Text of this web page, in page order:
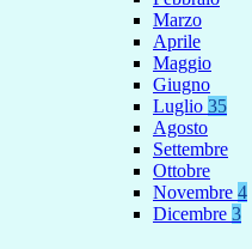
Marzo
Aprile
Maggio
Giugno
Luglio 35
Agosto
Settembre
Ottobre
Novembre 4
Dicembre 3